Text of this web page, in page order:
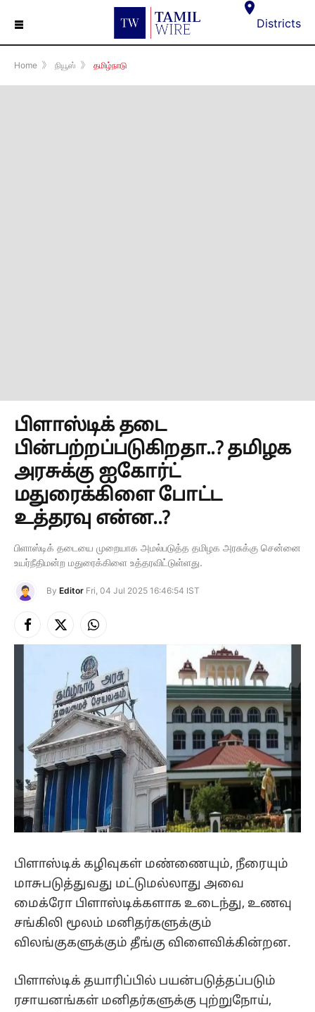
☰ Districts
Home 》 நியூஸ் 》 தமிழ்நாடு
பிளாஸ்டிக் தடை
பின்பற்றப்படுகிறதா..? தமிழக
அரசுக்கு ஐகோர்ட்
மதுரைக்கிளை போட்ட
உத்தரவு என்ன..?
பிளாஸ்டிக் தடையை முறையாக அமல்படுத்த தமிழக அரசுக்கு சென்னை
உயர்நீதிமன்ற மதுரைக்கிளை உத்தரவிட்டுள்ளது.
By Editor Fri, 04 Jul 2025 16:46:54 IST
Facebook
X
(Twitter)
Instagram
பிளாஸ்டிக் கழிவுகள் மண்ணையும், நீரையும்
மாசுபடுத்துவது மட்டுமல்லாது அவை
மைக்ரோ பிளாஸ்டிக்களாக உடைந்து, உணவு
சங்கிலி மூலம் மனிதர்களுக்கும்
விலங்குகளுக்கும் தீங்கு விளைவிக்கின்றன.
பிளாஸ்டிக் தயாரிப்பில் பயன்படுத்தப்படும்
ரசாயனங்கள் மனிதர்களுக்கு புற்றுநோய்,